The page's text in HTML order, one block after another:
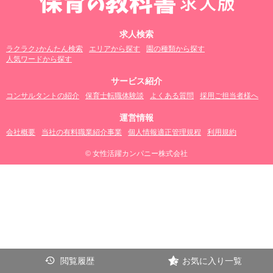
求人検索
ラクラク♪かんたん検索 エリアから探す
園の種類から探す
人気ワードから探す
サービス紹介
コンサルタントの紹介 保育士転職体験談 よくある質問 採用ご担当者様へ
運営情報
会社概要 当社の有料職業紹介事業 個人情報適正管理規程 利用規約
© 女性活躍カンパニー株式会社
閲覧履歴 お気に入り一覧